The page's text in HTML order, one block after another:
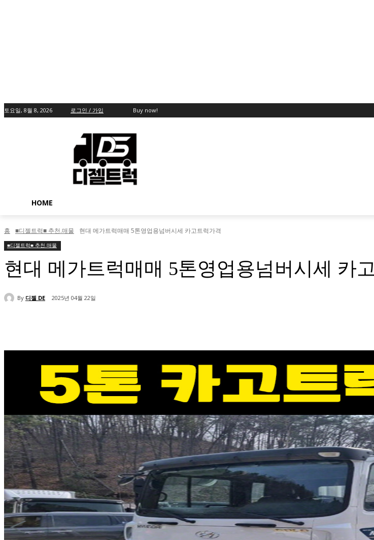
토요일, 8월 8, 2026 로그인 / 가입 Buy now!
HOME
홈 ■디젤트럭■ 추천.매물 현대 메가트럭매매 5톤영업용넘버시세 카고트럭가격
■디젤트럭■ 추천.매물
현대 메가트럭매매 5톤영업용넘버시세 카
By 디젤 DE 2025년 04월 22일